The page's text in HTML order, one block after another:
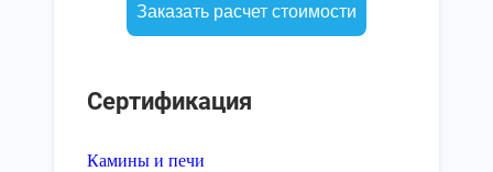
Заказать расчет стоимости
Сертификация
Камины и печи